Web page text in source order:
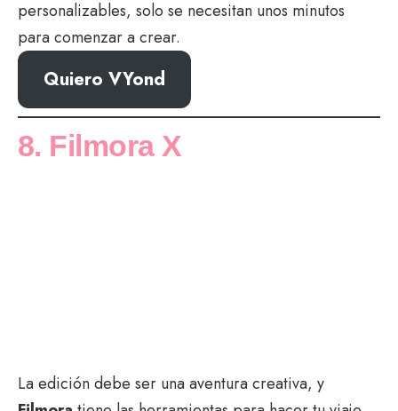
personalizables, solo se necesitan unos minutos
para comenzar a crear.
Quiero VYond
8. Filmora X
La edición debe ser una aventura creativa, y